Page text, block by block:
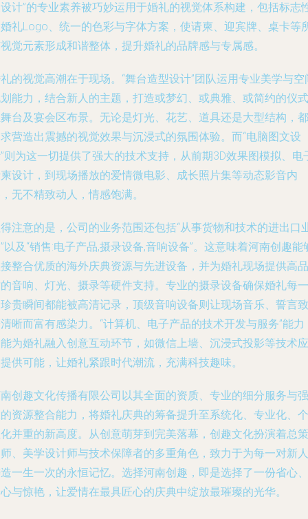
计”的专业素养被巧妙运用于婚礼的视觉体系构建，包括标志
礼Logo、统一的色彩与字体方案，使请柬、迎宾牌、桌卡等
觉元素形成和谐整体，提升婚礼的品牌感与专属感。
的视觉高潮在于现场。“舞台造型设计”团队运用专业美学与空
能力，结合新人的主题，打造或梦幻、或典雅、或简约的仪式
台及宴会区布景。无论是灯光、花艺、道具还是大型结构，都
营造出震撼的视觉效果与沉浸式的氛围体验。而“电脑图文设
则为这一切提供了强大的技术支持，从前期3D效果图模拟、电
设计，到现场播放的爱情微电影、成长照片集等动态影音内
无不精致动人，情感饱满。
注意的是，公司的业务范围还包括“从事货物和技术的进出口
以及“销售:电子产品,摄录设备,音响设备”。这意味着河南创趣能
整合优质的海外庆典资源与先进设备，并为婚礼现场提供高品
音响、灯光、摄录等硬件支持。专业的摄录设备确保婚礼每一
贵瞬间都能被高清记录，顶级音响设备则让现场音乐、誓言致
晰而富有感染力。“计算机、电子产品的技术开发与服务”能力
为婚礼融入创意互动环节，如微信上墙、沉浸式投影等技术应
供可能，让婚礼紧跟时代潮流，充满科技趣味。
创趣文化传播有限公司以其全面的资质、专业的细分服务与强
资源整合能力，将婚礼庆典的筹备提升至系统化、专业化、个
并重的新高度。从创意萌芽到完美落幕，创趣文化扮演着总策
、美学设计师与技术保障者的多重角色，致力于为每一对新人
一生一次的永恒记忆。选择河南创趣，即是选择了一份省心、
与惊艳，让爱情在最具匠心的庆典中绽放最璀璨的光华。